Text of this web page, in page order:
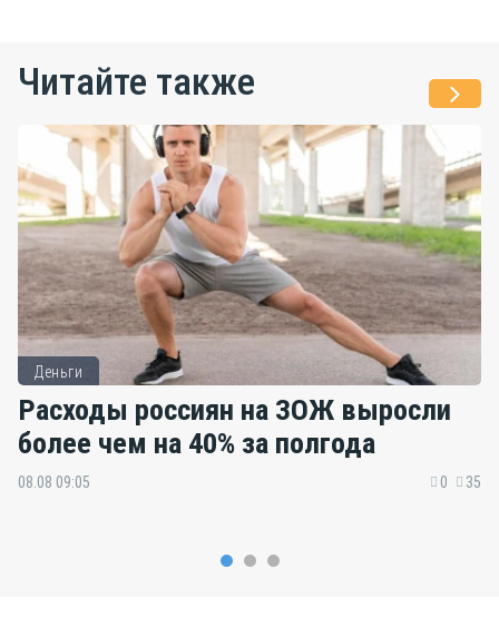
Читайте также
Деньги
Расходы россиян на ЗОЖ выросли
более чем на 40% за полгода
08.08 09:05 0 35